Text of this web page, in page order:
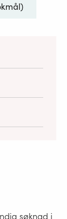
på.
gjort
søknad i